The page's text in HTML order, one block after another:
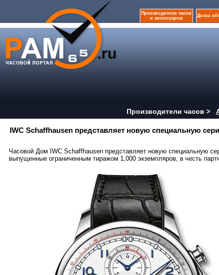
Производители часов
и аксессуаров
Доска
Производители часов >
IWC Schaffhausen представляет новую специальную
Часовой Дом IWC Schaffhausen представляет новую специальную
выпущенные ограниченным тиражом 1,000 экземпляров, в честь